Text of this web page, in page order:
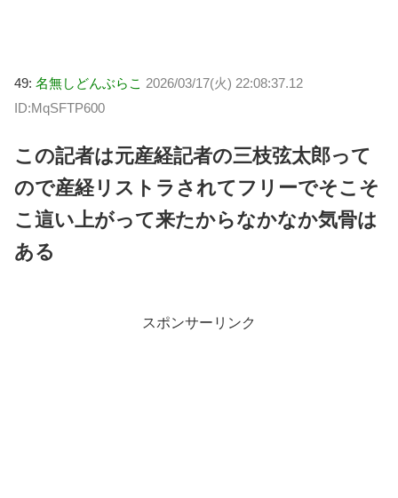
49: 名無しどんぶらこ 2026/03/17(火) 22:08:37.12
ID:MqSFTP600
この記者は元産経記者の三枝弦太郎って
ので産経リストラされてフリーでそこそ
こ這い上がって来たからなかなか気骨は
ある
スポンサーリンク